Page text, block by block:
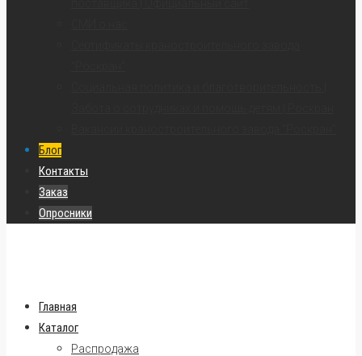
Блог
Контакты
Заказ
Опросники
Главная
Каталог
Распродажа